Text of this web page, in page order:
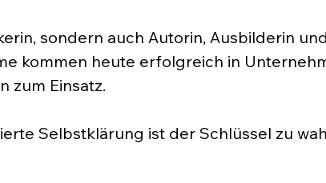
sondern auch Autorin, Ausbilderin
kommen heute erfolgreich in
zum Einsatz.
Selbstklärung ist der Schlüssel zu